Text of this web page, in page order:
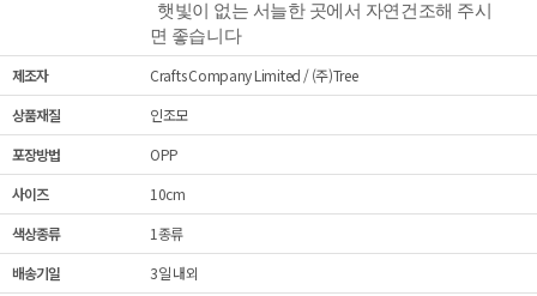
햇빛이 없는 서늘한 곳에서 자연건조해 주시
면 좋습니다
제조자
Crafts Company Limited / (주)Tree
상품재질
인조모
포장방법
OPP
사이즈
10cm
색상종류
1종류
배송기일
3일 내외